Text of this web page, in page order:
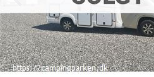
Previous